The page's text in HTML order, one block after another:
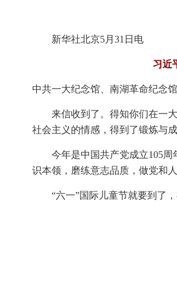
新华社北京5月31日电
习近
中共一大纪念馆、南湖革命纪念
来信收到了。得知你们在一
社会主义的情感，得到了锻炼与
今年是中国共产党成立105
识本领，磨练意志品质，做党和
“六一”国际儿童节就要到了